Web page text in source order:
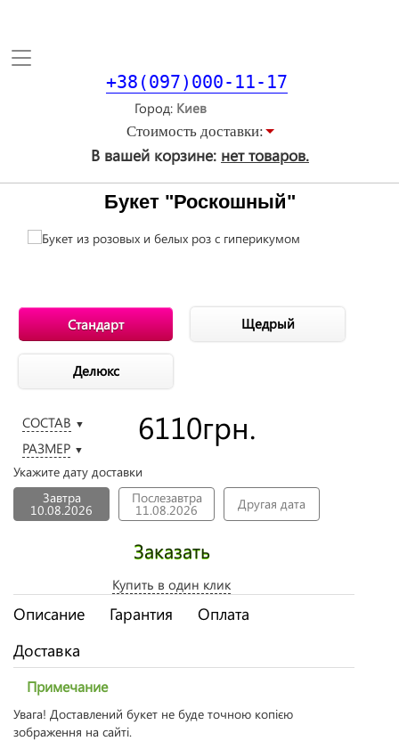
Toggle
+38(097)000-11-17
Город
Стоимость доставки:
В вашей корзине: нет товаров.
Букет "Роскошный"
Стандарт Щедрый
Делюкс
СОСТАВ ▼
РАЗМЕР ▼
6110грн.
Укажите дату доставки
Завтра
10.08.2026
Послезавтра
11.08.2026 Другая дата
Заказать
Купить в один клик
Описание Гарантия
Оплата
Доставка
Примечание
Увага! Доставлений букет не буде точною копією
зображення на сайті.